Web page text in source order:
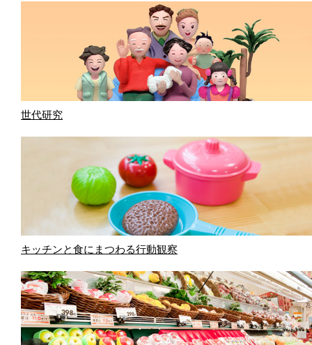
世代研究
キッチンと食にまつわる行動観察